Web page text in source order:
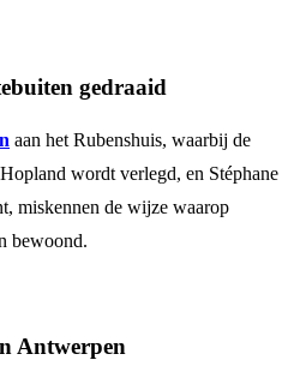
gedraaid
aan het Rubenshuis, waarbij de
wordt verlegd, en Stéphane
miskennen de wijze waarop
bewoond.
Antwerpen